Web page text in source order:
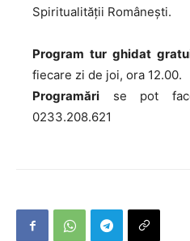
Spiritualităţii Româneşti.
Program tur ghidat
fiecare zi de joi, ora 12.00.
Programări se pot
0233.208.621